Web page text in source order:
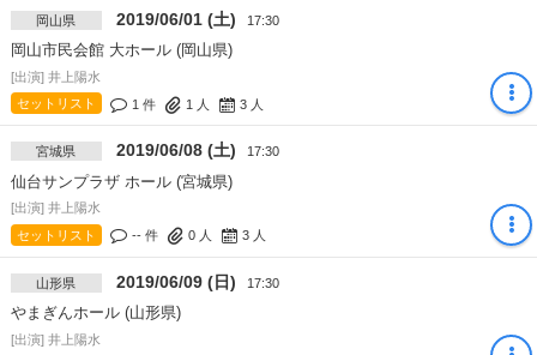
岡山県 2019/06/01 (土) 17:30
岡山市民会館 大ホール (岡山県)
[出演] 井上陽水
セットリスト
1 件 1 人 3人
宮城県 2019/06/08 (土) 17:30
仙台サンプラザ ホール (宮城県)
[出演] 井上陽水
セットリスト
-- 件 0人 3人
山形県 2019/06/09 (日) 17:30
やまぎんホール (山形県)
[出演] 井上陽水